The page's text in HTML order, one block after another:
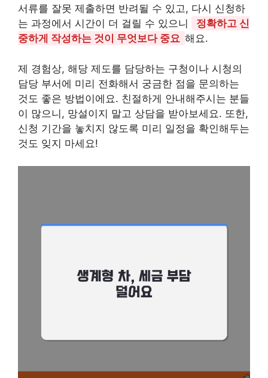
서류를 잘못 제출하면 반려될 수 있고, 다시 신청하
는 과정에서 시간이 더 걸릴 수 있으니
정확하고 신
중하게 작성하는 것이 무엇보다 중요 해요.
제 경험상, 해당 제도를 담당하는 구청이나 시청의
담당 부서에 미리 전화해서 궁금한 점을 문의하는
것도 좋은 방법이에요. 친절하게 안내해주시는 분들
이 많으니, 망설이지 말고 상담을 받아보세요. 또한,
신청 기간을 놓치지 않도록 미리 일정을 확인해두는
것도 잊지 마세요!